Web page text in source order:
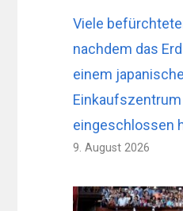
Viele
nachdem das
einem
Einkaufszentrum
eingeschlossen
9. August 2026